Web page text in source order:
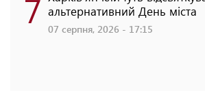
7 альтернативний День міста
07 серпня, 2026 - 17:15